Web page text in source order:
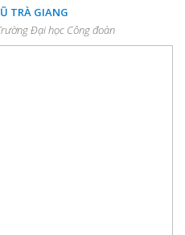
TRÀ GIANG
Đại học Công đoàn